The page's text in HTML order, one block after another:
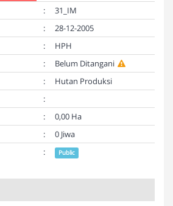
:
31_IM
:
28-12-2005
:
HPH
:
Belum Ditangani
:
Hutan Produksi
:
:
0,00 Ha
:
0 Jiwa
: Public